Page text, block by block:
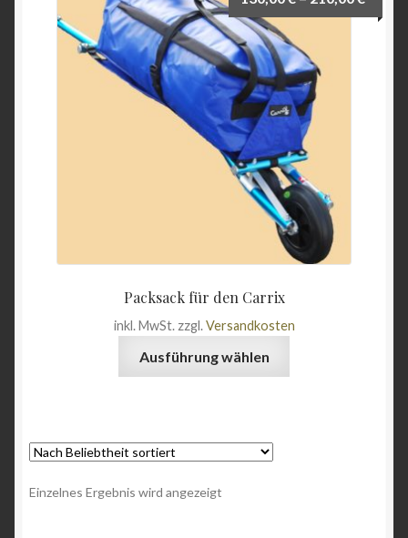
Wein & Öl
Angebote
Packsack für den Carrix
inkl. MwSt. zzgl.Versandkosten
Ausführung wählen
Einzelnes Ergebnis wird angezeigt